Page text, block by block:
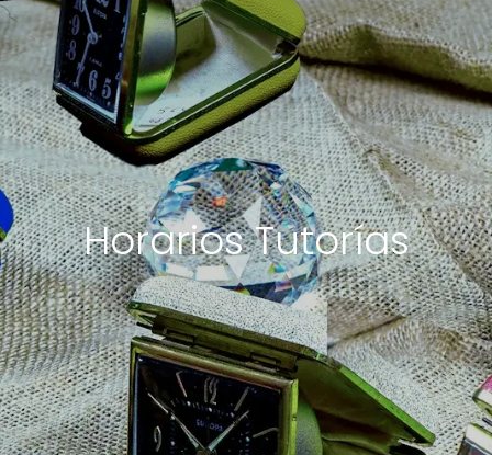
Horarios Tutorías